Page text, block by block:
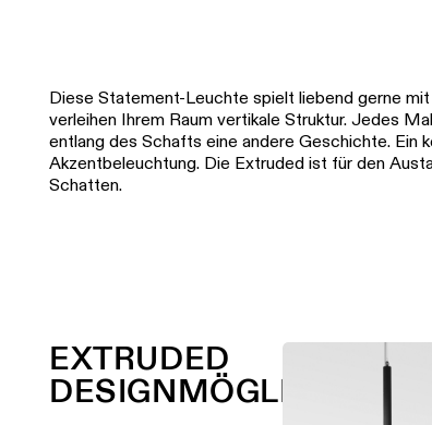
Diese Statement-Leuchte spielt liebend gerne
verleihen Ihrem Raum vertikale Struktur. Jedes
entlang des Schafts eine andere Geschichte. Ein
Akzentbeleuchtung. Die Extruded ist für den
Schatten.
EXTRUDED